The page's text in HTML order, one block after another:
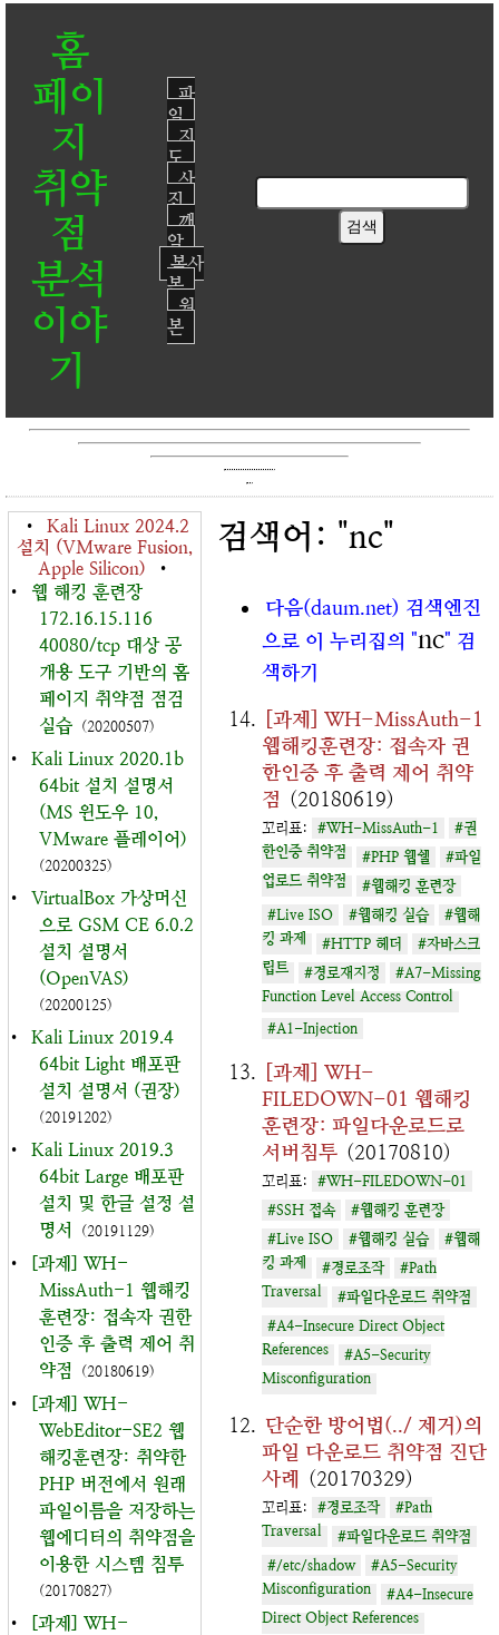
홈
페이
지
취약
점
분석
이야
기
파
일
지
도
사
진
깨
알
복사
본
원
본
•
Kali Linux 2024.2
설치 (VMware Fusion,
Apple Silicon)
•
•
웹 해킹 훈련장
172.16.15.116
40080/tcp 대상 공
개용 도구 기반의 홈
페이지 취약점 점검
실습 (20200507)
•
Kali Linux 2020.1b
64bit 설치 설명서
(MS 윈도우 10,
VMware 플레이어)
(20200325)
•
VirtualBox 가상머신
으로 GSM CE 6.0.2
설치 설명서
(OpenVAS)
(20200125)
•
Kali Linux 2019.4
64bit Light 배포판
설치 설명서 (권장)
(20191202)
•
Kali Linux 2019.3
64bit Large 배포판
설치 및 한글 설정 설
명서
(20191129)
•
[과제] WH-
MissAuth-1 웹해킹
훈련장: 접속자 권한
인증 후 출력 제어 취
약점
(20180619)
•
[과제] WH-
WebEditor-SE2 웹
해킹훈련장: 취약한
PHP 버전에서 원래
파일이름을 저장하는
웹에디터의 취약점을
이용한 시스템 침투
(20170827)
•
[과제] WH-
검색어: "nc"
다음(daum.net) 검색엔진
으로 이 누리집의 "nc" 검
색하기
[과제] WH-MissAuth-1
웹해킹훈련장: 접속자 권
한인증 후 출력 제어 취약
점 (20180619)
꼬리표: #WH-MissAuth-1 #권
한인증 취약점 #PHP 웹쉘 #파일
업로드 취약점
#웹해킹 훈련장
#Live ISO
#웹해킹 실습 #웹해
킹 과제 #HTTP 헤더 #자바스크
립트 #경로재지정 #A7-Missing
Function Level Access Control
#A1-Injection
[과제] WH-
FILEDOWN-01 웹해킹
훈련장: 파일다운로드로
서버침투 (20170810)
꼬리표:
#WH-FILEDOWN-01
#SSH 접속
#웹해킹 훈련장
#Live ISO
#웹해킹 실습 #웹해
킹 과제 #경로조작 #Path
Traversal
#파일다운로드 취약점
#A4-Insecure Direct Object
References #A5-Security
Misconfiguration
단순한 방어법(../ 제거)의
파일 다운로드 취약점 진단
사례 (20170329)
꼬리표: #경로조작 #Path
Traversal
#파일다운로드 취약점
#/etc/shadow
#A5-Security
Misconfiguration #A4-Insecure
Direct Object References